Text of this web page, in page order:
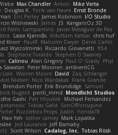
Max Chandler Anton
Mike Verta
Douglas K. Yorik van Havre Ernst Bronde
Eric Perley James Robinson I/O Studio
Wiśniewski James JS KangaroOz 3D
Palm Lampantino Javier Meseguer de Paz
Lasse Kjønnås Viduttam Katkar chris huf
Knorr PaulR Malcolm Dwyer Derek Carlin
Wyszolmirski Riccardo Giovanetti fr54
Stephane Toraldo Stephen D Swaney
Calinou Alan Gregory Paul O' Grady Phyl
Sawatari Peter Moonen ambientCG
Lisle Warren Moore David Zaq Schlanger
Nielsen Nico Wardakas Frank Grande
Brendon Porter Erik Brundidge Samuel
Nugent penti_mmd Mondlicht Studios
Gashi Petr Hloušek
Michael Fernandez
Tobias Gallé SonOfPorcupine
Puzzlebox Props Justin
honda78
Hao Yeh esther carney Mark Lopatka
Jed Laurance Jeff Barnaby
Scott Wilson Cadalog, Inc. Tobias Rösli